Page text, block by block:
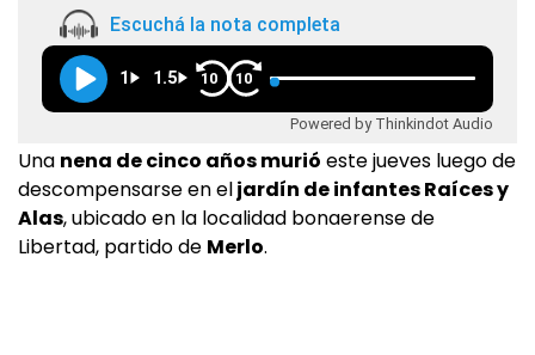
Escuchá la nota completa
1 1.5 10 10
Powered by Thinkindot Audio
Una nena de cinco años murió este jueves luego de
descompensarse en eljardín de infantes Raíces y
Alas, ubicado en la localidad bonaerense de
Libertad, partido de Merlo.